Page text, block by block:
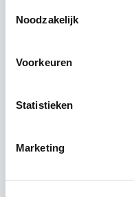
Noodzakelijk
Voorkeuren
Statistieken
Marketing
of u nu met 2 of 10
geldt ook voor de
namen op de
deze maar eenmaal te
de overige velden
TIP: Bent u met 2
stel/gezin zijn eigen